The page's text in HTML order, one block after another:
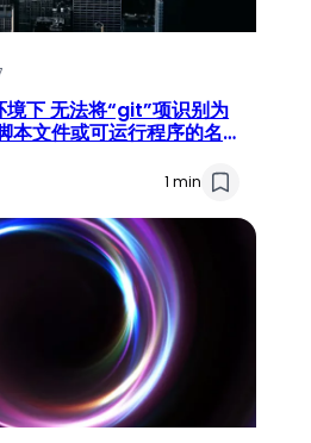
下 无法将“git”项识别为
文件或可运行程序的名
1 min